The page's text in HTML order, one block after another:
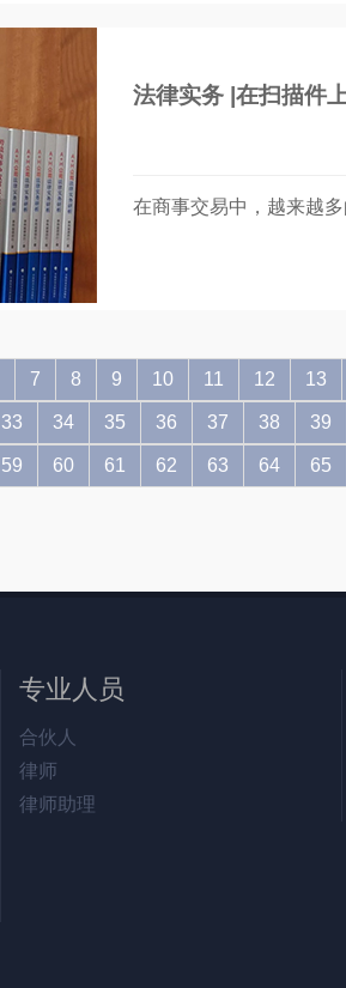
法律实务 |在扫描件
在商事交易中，越来越
7 8 9 10 11 12 13
33 34 35 36 37 38 39
59 60 61 62 63 64 65
专业人员
合伙人
律师
律师助理